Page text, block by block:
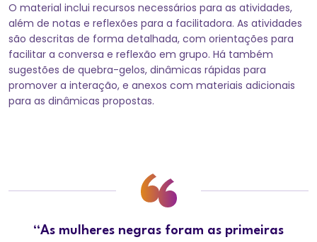
O material inclui recursos necessários para as atividades,
além de notas e reflexões para a facilitadora. As atividades
são descritas de forma detalhada, com orientações para
facilitar a conversa e reflexão em grupo. Há também
sugestões de quebra-gelos, dinâmicas rápidas para
promover a interação, e anexos com materiais adicionais
para as dinâmicas propostas.
“As mulheres negras foram as primeiras